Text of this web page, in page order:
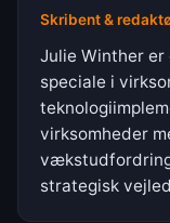
Skribent &
Julie Winther
speciale i
virksomheder
strategisk